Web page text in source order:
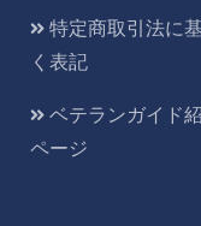
特定商取引法に
く表記
ベテランガイド
ページ